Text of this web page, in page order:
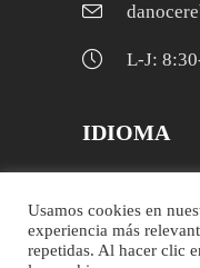
L-J:
IDIOMA
Español
Usamos cookies en
experiencia más
repetidas. Al hacer clic